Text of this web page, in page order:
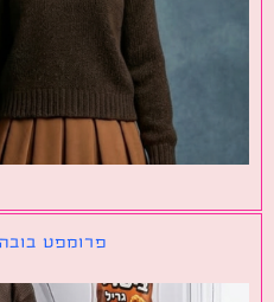
פרומפט בובה שלי